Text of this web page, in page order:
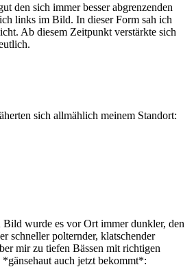
den sich immer besser abgrenzenden
links im Bild. In dieser Form sah ich
Ab diesem Zeitpunkt verstärkte sich
sich allmählich meinem Standort:
wurde es vor Ort immer dunkler, den
schneller polternder, klatschender
mir zu tiefen Bässen mit richtigen
auch jetzt bekommt*: